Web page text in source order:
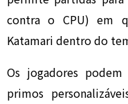
contra o CPU) em
Katamari dentro do
Os jogadores
primos